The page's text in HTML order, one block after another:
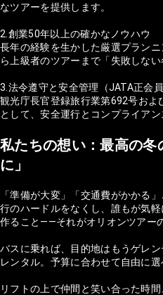
なツアーを提供します。
2.創業50年以上の確かなノウハウ
長年の経験を生かした厳選プラン
ら上級者のツアーまで「失敗しない
3.法令遵守と安全管理（JATA正会
観光庁長官登録旅行業第692号およ
として、安全運行とコンプライアン
私たちの想い：最高の
に」
「準備が大変」「交通費がかかる
行のハードルをなくし、誰もが気
作ること——それがオリオンツアー
バスに乗れば、目的地はもうゲレ
レンタル。予算に合わせて自由に選
リフトの上で仲間と笑い合った時